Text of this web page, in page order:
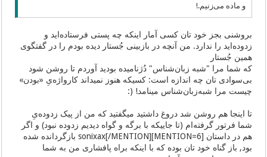
و ماده می‌زنیم.!
بروشنی بجز خود تان کسی آمار اینکه چه پستی فرستاده‌اید و
زدوده‌اید را ندارد. من آنچه در بازبینی جُستار دیده بودم را در گفتگوی
همین جُستار
که شما مرا "شبه زبان‌شناس" دُژنامیده بودید آوردم تا روشن شود
بی‌سوادی تان چه اندازه است: کسیکه هنوز نمیداند کارواژه‌یِ «بودن»
چیست مرا شبه‌زبان‌شناس مینامد! (:
تا اینجا هم روشن شد دروغ داشتید میگفتید که من از پیک زدوده‌یِ
شما فرتور گرفته‌ام (تا جاییکه با برگه و گواه دیدیم زدوده نبود) و اگر
هم در داستان [MENTION=6]sonixax[/MENTION]‌ بازگردانده شده
بود, باز گناه خود تان بوده که با اینکه براه پافشاری من به شما